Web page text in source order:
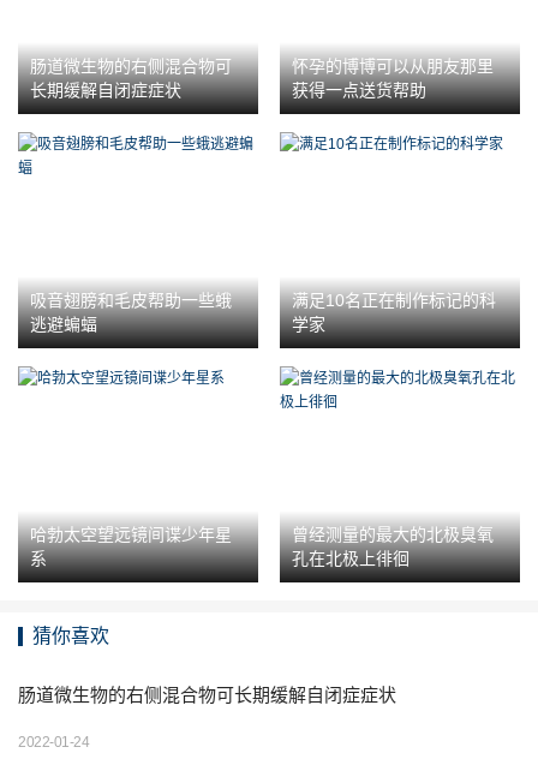
肠道微生物的右侧混合物可
长期缓解自闭症症状
怀孕的博博可以从朋友那里
获得一点送货帮助
吸音翅膀和毛皮帮助一些蛾
逃避蝙蝠
满足10名正在制作标记的科
学家
哈勃太空望远镜间谍少年星
系
曾经测量的最大的北极臭氧
孔在北极上徘徊
猜你喜欢
肠道微生物的右侧混合物可长期缓解自闭症症状
2022-01-24